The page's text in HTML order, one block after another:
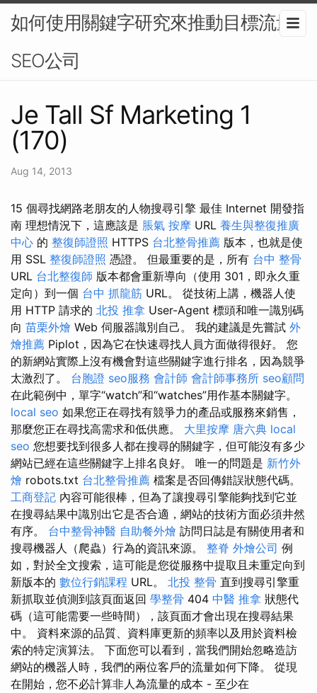
如何使用關鍵字研究來推動目標流量-
SEO公司
Je Tall Sf Marketing 1
(170)
Aug 14, 2013
15 個尋找網路老朋友的人物搜尋引擎 最佳 Internet 開發指
南 理想情況下，這應該是 脹氣 按摩 URL 養生與整復推廣
中心 的 整復師證照 HTTPS 台北整骨推薦 版本，也就是使
用 SSL 整復師證照 憑證。 但最重要的是，所有 台中 整骨
URL 台北整復師 版本都會重新導向（使用 301，即永久重
定向）到一個 台中 抓龍筋 URL。 從技術上講，機器人使
用 HTTP 請求的 北投 推拿 User-Agent 標頭和唯一識別碼
向 苗栗外燴 Web 伺服器識別自己。 我的建議是先嘗試 外
燴推薦 Piplot，因為它在快速尋找人員方面做得很好。 您
的新網站實際上沒有機會對這些關鍵字進行排名，因為競爭
太激烈了。 台胞證 seo服務 會計師 會計師事務所 seo顧問
在此範例中，單字“watch”和“watches”用作基本關鍵字。
local seo 如果您正在尋找有競爭力的產品或服務來銷售，
那麼您正在尋找高需求和低供應。 大里按摩 唐六典 local
seo 您想要找到很多人都在搜尋的關鍵字，但可能沒有多少
網站已經在這些關鍵字上排名良好。 唯一的問題是 新竹外
燴 robots.txt 台北整骨推薦 檔案是否回傳錯誤狀態代碼。
工商登記 內容可能很棒，但為了讓搜尋引擎能夠找到它並
在搜尋結果中識別出它是否合適，網站的技術方面必須井然
有序。 台中整骨神醫 自助餐外燴 訪問日誌是有關使用者和
搜尋機器人（爬蟲）行為的資訊來源。 整脊 外燴公司 例
如，對於全文搜索，這可能是您從服務中提取且未重定向到
新版本的 數位行銷課程 URL。 北投 整骨 直到搜尋引擎重
新抓取並偵測到該頁面返回 學整骨 404 中醫 推拿 狀態代
碼（這可能需要一些時間），該頁面才會出現在搜尋結果
中。 資料來源的品質、資料庫更新的頻率以及用於資料檢
索的特定演算法。 下面您可以看到，當我們開始忽略造訪
網站的機器人時，我們的兩位客戶的流量如何下降。 從現
在開始，您不必計算非人為流量的成本 - 至少在